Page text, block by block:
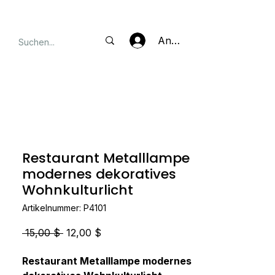
Anmelden
Restaurant Metalllampe
modernes dekoratives
Wohnkulturlicht
Artikelnummer: P4101
15,00 $ Standardpreis
12,00 $
Restaurant Metalllampe modernes